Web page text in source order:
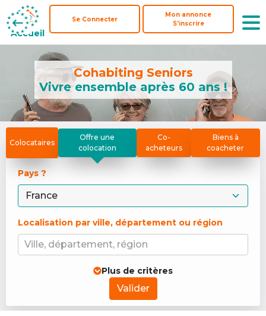
Accueil
Se Connecter
Mon annonce
S'inscrire
Accueil
Se Connecter
Mon annonce
S'inscrire
Cohabiting Seniors
Vivre ensemble après 60 ans !
Colocataires
Offre une
colocation
Co-
acheteurs
Biens à
coacheter
Pays ?
Localisation par ville, département ou région
Ville, département, région
Plus de critères
Valider